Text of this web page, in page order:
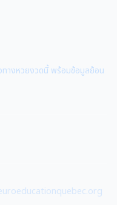
ทางหวยงวดนี้ พร้อมข้อมูลย้อน